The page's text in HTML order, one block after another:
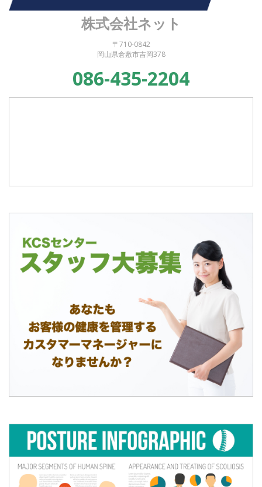
株式会社ネット
〒710-0842
岡山県倉敷市吉岡378
086-435-2204